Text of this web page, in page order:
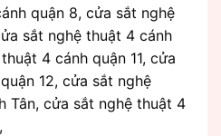
quận 8, cửa sắt nghệ
sắt nghệ thuật 4 cánh
4 cánh quận 11, cửa
12, cửa sắt nghệ
Tân, cửa sắt nghệ thuật 4